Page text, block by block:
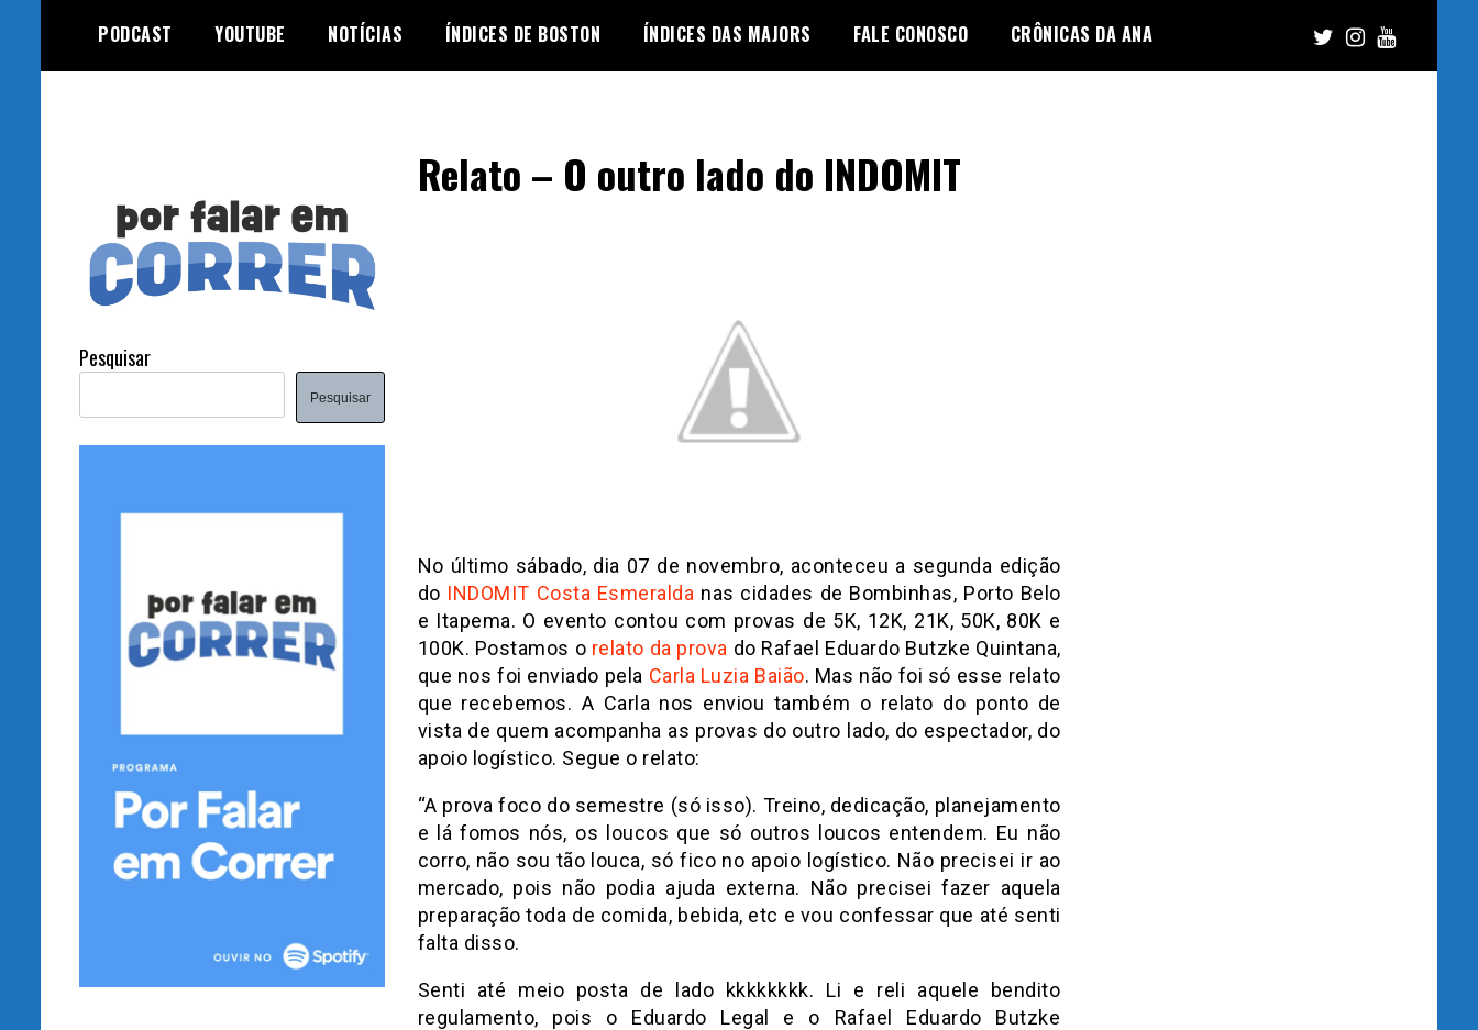
content
PODCAST YOUTUBE NOTÍCIAS ÍNDICES DE BOSTON ÍNDICES DAS MAJORS FALE CONOSCO CRÔNICAS DA ANA
Relato – O outro lado do INDOMIT
No último sábado, dia 07 de novembro, aconteceu a segunda edição
do INDOMIT Costa Esmeralda nas cidades de Bombinhas, Porto Belo
e Itapema. O evento contou com provas de 5K, 12K, 21K, 50K, 80K e
100K. Postamos o relato da prova do Rafael Eduardo Butzke Quintana,
que nos foi enviado pela Carla Luzia Baião. Mas não foi só esse relato
que recebemos. A Carla nos enviou também o relato do ponto de
vista de quem acompanha as provas do outro lado, do espectador, do
apoio logístico. Segue o relato:
“A prova foco do semestre (só isso). Treino, dedicação, planejamento
e lá fomos nós, os loucos que só outros loucos entendem. Eu não
corro, não sou tão louca, só fico no apoio logístico. Não precisei ir ao
mercado, pois não podia ajuda externa. Não precisei fazer aquela
preparação toda de comida, bebida, etc e vou confessar que até senti
falta disso.
Senti até meio posta de lado kkkkkkkk. Li e reli aquele bendito
regulamento, pois o Eduardo Legal e o Rafael Eduardo Butzke
Pesquisar
Pesquisar